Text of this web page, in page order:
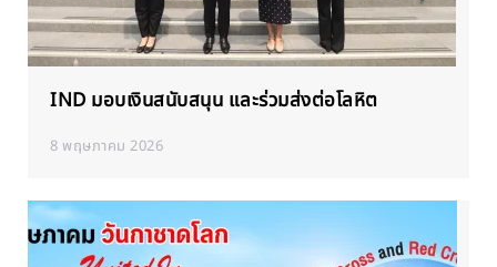
IND มอบเงินสนับสนุน และร่วมส่งต่อโลหิต
8 พฤษภาคม 2026